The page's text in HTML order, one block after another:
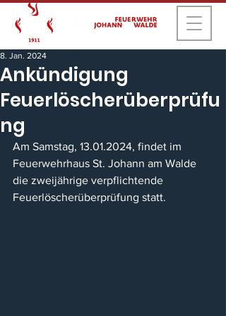
Ankündigung
Feuerlöscherüberprüfu
ng
8. Jan. 2024
Am Samstag, 13.01.2024, findet im
Feuerwehrhaus St. Johann am Walde
die zweijährige verpflichtende
Feuerlöscherüberprüfung statt.